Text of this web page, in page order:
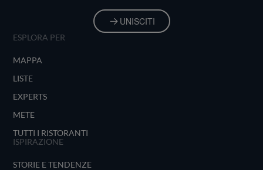
UNISCITI
ESPLORA PER
MAPPA
LISTE
EXPERTS
METE
TUTTI I RISTORANTI
ISPIRAZIONE
STORIE E TENDENZE